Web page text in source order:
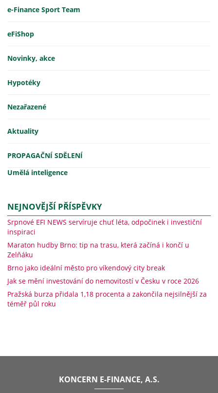
e-Finance Sport Team
eFiShop
Novinky, akce
Hypotéky
Nezařazené
Aktuality
PROPAGAČNÍ SDĚLENÍ
Umělá inteligence
NEJNOVĚJŠÍ PŘÍSPĚVKY
Srpnové EFI NEWS servíruje chuť léta, odpočinek i investiční
inspiraci
Maraton hudby Brno: tip na trasu, která začíná i končí u
Zelňáku
Brno jako ideální město pro víkendový city break
Jak se mění investování do nemovitostí v Česku v roce 2026
Pražská burza přidala 1,18 procenta a zakončila nejsilnější za
téměř půl roku
KONCERN E-FINANCE, A.S.